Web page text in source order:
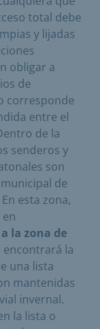
total debe
y lijadas
obligar a
de
corresponde
entre el
de la
senderos y
son
de
esta zona,
la zona de
encontrará la
una lista
mantenidas
invernal.
la lista o